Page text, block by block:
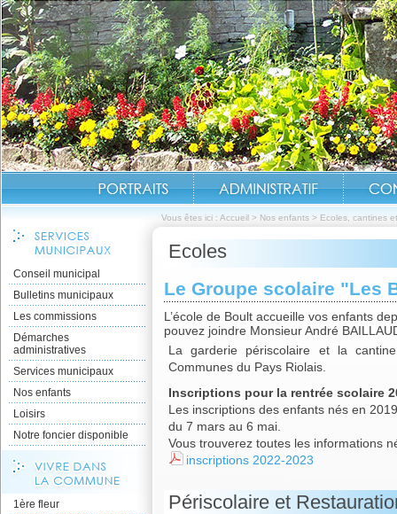
Vous êtes ici : Accueil > Nos enfants > Ecoles, cantines
Conseil municipal
Bulletins municipaux
Les commissions
Démarches
administratives
Services municipaux
Nos enfants
Loisirs
Notre foncier disponible
1ère fleur
Ecoles
Le Groupe scolaire "Les
L’école de Boult accueille vos enfants
pouvez joindre Monsieur André
La garderie périscolaire et la
Communes du Pays Riolais.
Inscriptions pour la rentrée scolaire
Les inscriptions des enfants nés en
du 7 mars au 6 mai.
Vous trouverez toutes les informations
inscriptions 2022-2023
Périscolaire et